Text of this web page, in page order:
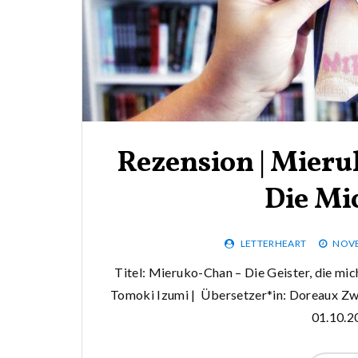
Rezension |
Die
LETTERHEART
Titel: Mieruko-Chan – Die Geister, die
Tomoki Izumi | Übersetzer*in: Doreaux